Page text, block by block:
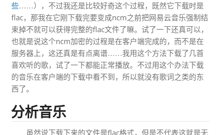
些……），不过我还是比较好奇这个过程，既然它下载时是
flac，那我在它刚下载完要变成ncm之前把网易云音乐强制结
束掉不就可以获得完整的flac文件了嘛。试了一下还真可以，
也就是说这个ncm加密的过程是在客户端完成的，而不是在
服务器上，这还真是有点离谱……我用这个方法下载了几首
喜欢听的歌，试了一下都能正常播放。不过用这个办法下载
的音乐在客户端的下载中看不到，所以就没有歌词之类的东
西了。
分析音乐
虽然说下载下来的文件是flac格式，但是不代表这就是无